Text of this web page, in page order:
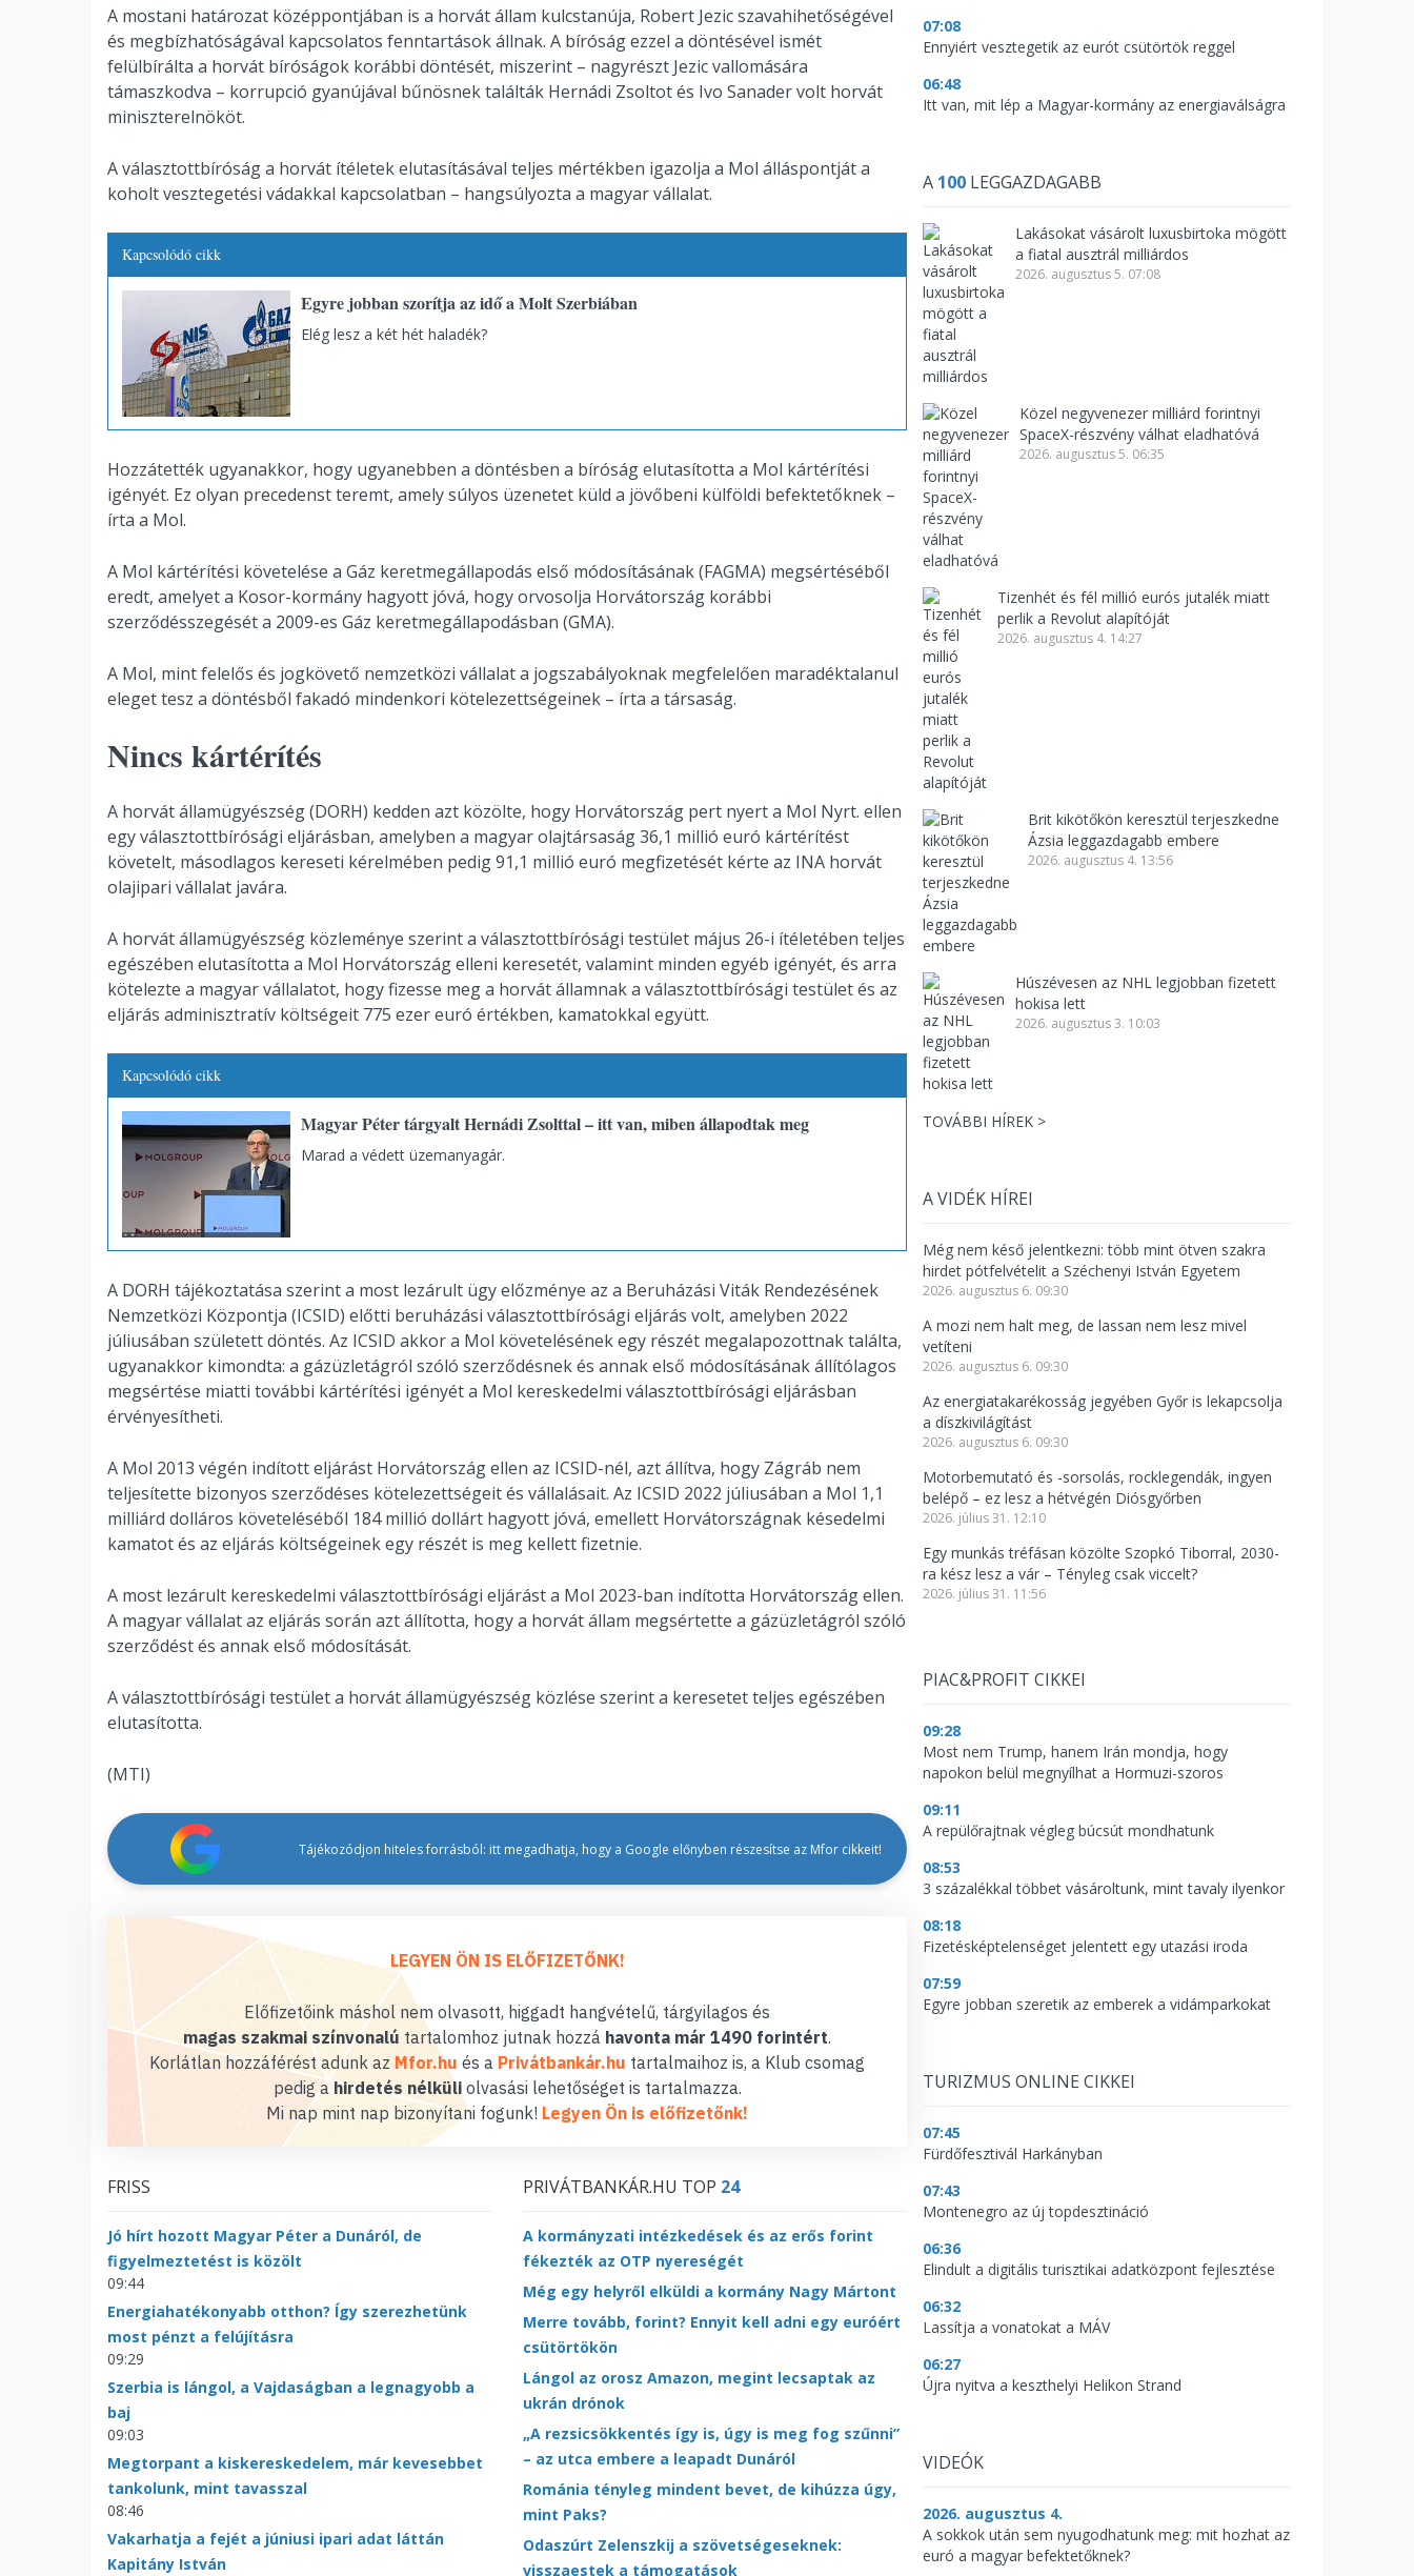
A mostani határozat középpontjában is a horvát állam kulcstanúja, Robert Jezic szavahihetőségével
és megbízhatóságával kapcsolatos fenntartások állnak. A bíróság ezzel a döntésével ismét
felülbírálta a horvát bíróságok korábbi döntését, miszerint – nagyrészt Jezic vallomására
támaszkodva – korrupció gyanújával bűnösnek találták Hernádi Zsoltot és Ivo Sanader volt horvát
miniszterelnököt.
A választottbíróság a horvát ítéletek elutasításával teljes mértékben igazolja a Mol álláspontját a
koholt vesztegetési vádakkal kapcsolatban – hangsúlyozta a magyar vállalat.
Kapcsolódó cikk
Egyre jobban szorítja az idő a Molt Szerbiában
Elég lesz a két hét haladék?
Hozzátették ugyanakkor, hogy ugyanebben a döntésben a bíróság elutasította a Mol kártérítési
igényét. Ez olyan precedenst teremt, amely súlyos üzenetet küld a jövőbeni külföldi befektetőknek –
írta a Mol.
A Mol kártérítési követelése a Gáz keretmegállapodás első módosításának (FAGMA) megsértéséből
eredt, amelyet a Kosor-kormány hagyott jóvá, hogy orvosolja Horvátország korábbi
szerződésszegését a 2009-es Gáz keretmegállapodásban (GMA).
A Mol, mint felelős és jogkövető nemzetközi vállalat a jogszabályoknak megfelelően maradéktalanul
eleget tesz a döntésből fakadó mindenkori kötelezettségeinek – írta a társaság.
Nincs kártérítés
A horvát államügyészség (DORH) kedden azt közölte, hogy Horvátország pert nyert a Mol Nyrt. ellen
egy választottbírósági eljárásban, amelyben a magyar olajtársaság 36,1 millió euró kártérítést
követelt, másodlagos kereseti kérelmében pedig 91,1 millió euró megfizetését kérte az INA horvát
olajipari vállalat javára.
A horvát államügyészség közleménye szerint a választottbírósági testület május 26-i ítéletében teljes
egészében elutasította a Mol Horvátország elleni keresetét, valamint minden egyéb igényét, és arra
kötelezte a magyar vállalatot, hogy fizesse meg a horvát államnak a választottbírósági testület és az
eljárás adminisztratív költségeit 775 ezer euró értékben, kamatokkal együtt.
Kapcsolódó cikk
Magyar Péter tárgyalt Hernádi Zsolttal – itt van, miben állapodtak meg
Marad a védett üzemanyagár.
A DORH tájékoztatása szerint a most lezárult ügy előzménye az a Beruházási Viták Rendezésének
Nemzetközi Központja (ICSID) előtti beruházási választottbírósági eljárás volt, amelyben 2022
júliusában született döntés. Az ICSID akkor a Mol követelésének egy részét megalapozottnak találta,
ugyanakkor kimondta: a gázüzletágról szóló szerződésnek és annak első módosításának állítólagos
megsértése miatti további kártérítési igényét a Mol kereskedelmi választottbírósági eljárásban
érvényesítheti.
A Mol 2013 végén indított eljárást Horvátország ellen az ICSID-nél, azt állítva, hogy Zágráb nem
teljesítette bizonyos szerződéses kötelezettségeit és vállalásait. Az ICSID 2022 júliusában a Mol 1,1
milliárd dolláros követeléséből 184 millió dollárt hagyott jóvá, emellett Horvátországnak késedelmi
kamatot és az eljárás költségeinek egy részét is meg kellett fizetnie.
A most lezárult kereskedelmi választottbírósági eljárást a Mol 2023-ban indította Horvátország ellen.
A magyar vállalat az eljárás során azt állította, hogy a horvát állam megsértette a gázüzletágról szóló
szerződést és annak első módosítását.
A választottbírósági testület a horvát államügyészség közlése szerint a keresetet teljes egészében
elutasította.
(MTI)
Tájékozódjon hiteles forrásból: itt megadhatja, hogy a Google előnyben részesítse az Mfor cikkeit!
LEGYEN ÖN IS ELŐFIZETŐNK!
Előfizetőink máshol nem olvasott, higgadt hangvételű, tárgyilagos és
magas szakmai színvonalú tartalomhoz jutnak hozzá havonta már 1490 forintért.
Korlátlan hozzáférést adunk az Mfor.hu és a Privátbankár.hu tartalmaihoz is, a Klub csomag
pedig ahirdetés nélküliolvasási lehetőséget is tartalmazza.
Mi nap mint nap bizonyítani fogunk! Legyen Ön is előfizetőnk!
FRISS
Jó hírt hozott Magyar Péter a Dunáról, de
figyelmeztetést is közölt
09:44
Energiahatékonyabb otthon? Így szerezhetünk
most pénzt a felújításra
09:29
Szerbia is lángol, a Vajdaságban a legnagyobb a
baj
09:03
Megtorpant a kiskereskedelem, már kevesebbet
tankolunk, mint tavasszal
08:46
Vakarhatja a fejét a júniusi ipari adat láttán
Kapitány István
PRIVÁTBANKÁR.HU TOP 24
A kormányzati intézkedések és az erős forint
fékezték az OTP nyereségét
Még egy helyről elküldi a kormány Nagy Mártont
Merre tovább, forint? Ennyit kell adni egy euróért
csütörtökön
Lángol az orosz Amazon, megint lecsaptak az
ukrán drónok
„A rezsicsökkentés így is, úgy is meg fog szűnni”
– az utca embere a leapadt Dunáról
Románia tényleg mindent bevet, de kihúzza úgy,
mint Paks?
Odaszúrt Zelenszkij a szövetségeseknek:
visszaestek a támogatások
07:08
Ennyiért vesztegetik az eurót csütörtök reggel
06:48
Itt van, mit lép a Magyar-kormány az energiaválságra
A 100 LEGGAZDAGABB
Lakásokat vásárolt luxusbirtoka mögött
a fiatal ausztrál milliárdos
2026. augusztus 5. 07:08
Közel negyvenezer milliárd forintnyi
SpaceX-részvény válhat eladhatóvá
2026. augusztus 5. 06:35
Tizenhét és fél millió eurós jutalék miatt
perlik a Revolut alapítóját
2026. augusztus 4. 14:27
Brit kikötőkön keresztül terjeszkedne
Ázsia leggazdagabb embere
2026. augusztus 4. 13:56
Húszévesen az NHL legjobban fizetett
hokisa lett
2026. augusztus 3. 10:03
TOVÁBBI HÍREK >
A VIDÉK HÍREI
Még nem késő jelentkezni: több mint ötven szakra
hirdet pótfelvételit a Széchenyi István Egyetem
2026. augusztus 6. 09:30
A mozi nem halt meg, de lassan nem lesz mivel
vetíteni
2026. augusztus 6. 09:30
Az energiatakarékosság jegyében Győr is lekapcsolja
a díszkivilágítást
2026. augusztus 6. 09:30
Motorbemutató és -sorsolás, rocklegendák, ingyen
belépő – ez lesz a hétvégén Diósgyőrben
2026. július 31. 12:10
Egy munkás tréfásan közölte Szopkó Tiborral, 2030-
ra kész lesz a vár – Tényleg csak viccelt?
2026. július 31. 11:56
PIAC&PROFIT CIKKEI
09:28
Most nem Trump, hanem Irán mondja, hogy
napokon belül megnyílhat a Hormuzi-szoros
09:11
A repülőrajtnak végleg búcsút mondhatunk
08:53
3 százalékkal többet vásároltunk, mint tavaly ilyenkor
08:18
Fizetésképtelenséget jelentett egy utazási iroda
07:59
Egyre jobban szeretik az emberek a vidámparkokat
TURIZMUS ONLINE CIKKEI
07:45
Fürdőfesztivál Harkányban
07:43
Montenegro az új topdesztináció
06:36
Elindult a digitális turisztikai adatközpont fejlesztése
06:32
Lassítja a vonatokat a MÁV
06:27
Újra nyitva a keszthelyi Helikon Strand
VIDEÓK
2026. augusztus 4.
A sokkok után sem nyugodhatunk meg: mit hozhat az
euró a magyar befektetőknek?